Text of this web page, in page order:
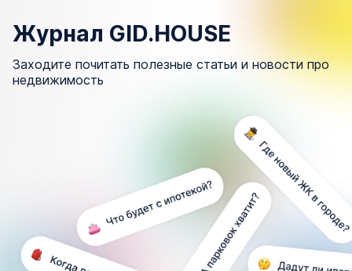
Журнал GID.HOUSE
Заходите почитать полезные статьи и новости про
недвижимость